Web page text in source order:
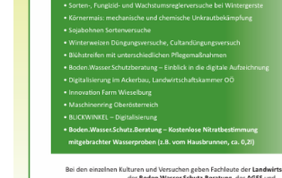
Skip to main content